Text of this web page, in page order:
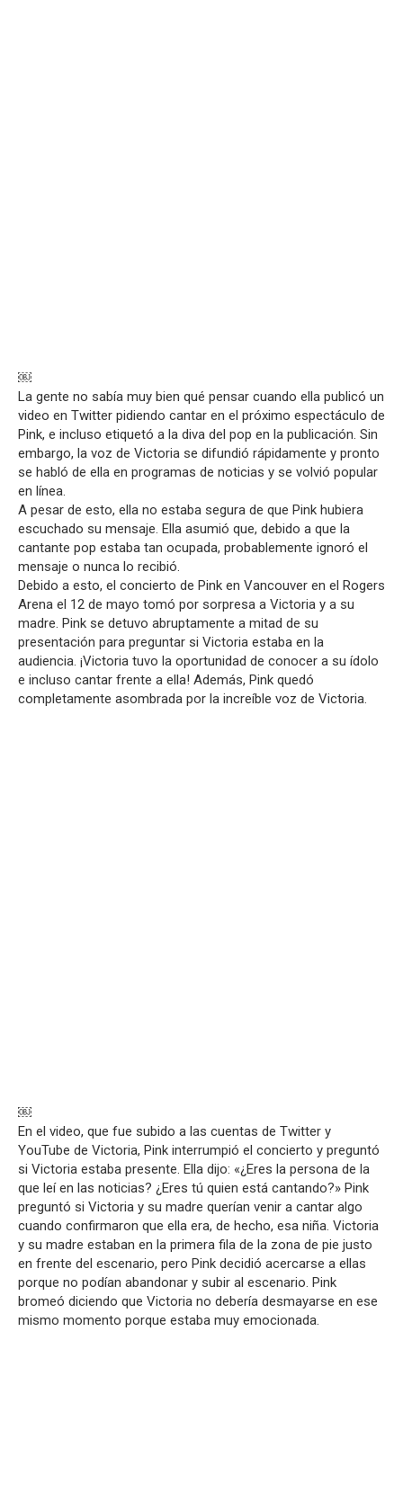
￼
La gente no sabía muy bien qué pensar cuando ella publicó un
video en Twitter pidiendo cantar en el próximo espectáculo de
Pink, e incluso etiquetó a la diva del pop en la publicación. Sin
embargo, la voz de Victoria se difundió rápidamente y pronto
se habló de ella en programas de noticias y se volvió popular
en línea.
A pesar de esto, ella no estaba segura de que Pink hubiera
escuchado su mensaje. Ella asumió que, debido a que la
cantante pop estaba tan ocupada, probablemente ignoró el
mensaje o nunca lo recibió.
Debido a esto, el concierto de Pink en Vancouver en el Rogers
Arena el 12 de mayo tomó por sorpresa a Victoria y a su
madre. Pink se detuvo abruptamente a mitad de su
presentación para preguntar si Victoria estaba en la
audiencia. ¡Victoria tuvo la oportunidad de conocer a su ídolo
e incluso cantar frente a ella! Además, Pink quedó
completamente asombrada por la increíble voz de Victoria.
￼
En el video, que fue subido a las cuentas de Twitter y
YouTube de Victoria, Pink interrumpió el concierto y preguntó
si Victoria estaba presente. Ella dijo: «¿Eres la persona de la
que leí en las noticias? ¿Eres tú quien está cantando?» Pink
preguntó si Victoria y su madre querían venir a cantar algo
cuando confirmaron que ella era, de hecho, esa niña. Victoria
y su madre estaban en la primera fila de la zona de pie justo
en frente del escenario, pero Pink decidió acercarse a ellas
porque no podían abandonar y subir al escenario. Pink
bromeó diciendo que Victoria no debería desmayarse en ese
mismo momento porque estaba muy emocionada.